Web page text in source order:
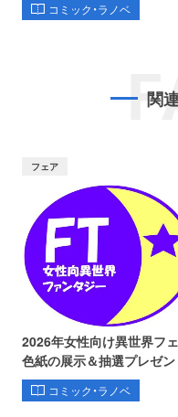
コミック・ラノベ
関
フェア
2026年女性向け異世界フ
色紙の展示＆抽選プレゼン
コミック・ラノベ